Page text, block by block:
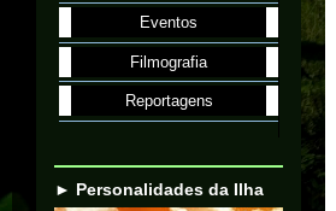
Eventos
Filmografia
Reportagens
► Personalidades da Ilha